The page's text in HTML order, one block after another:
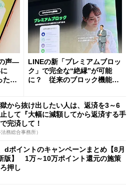
声―
に
た」
LINEの新「プレミアムブロッ
ク」で完全な“絶縁”が可能
に？ 従来のブロック機能と
から抜け出したい人は、返済を3～6
して『大幅に減額してから返済する手
完済して！
務総合事務所）
dポイントのキャンペーンまとめ【8月
版】 1万～10万ポイント還元の施策
押し